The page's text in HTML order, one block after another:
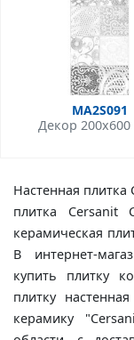
MA2S091
Декор
Настенная плитка
плитка Cersanit
керамическая
В интернет-
купить плитку
плитку
керамику